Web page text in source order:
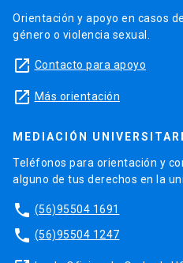
Orientación y apoyo en casos
género o violencia sexual.
launch Contacto para apoyo
launch Más orientación
MEDIACIÓN
Teléfonos para orientación y
alguno de tus derechos en la
phone (56)95504 1691
phone (56)95504 1247